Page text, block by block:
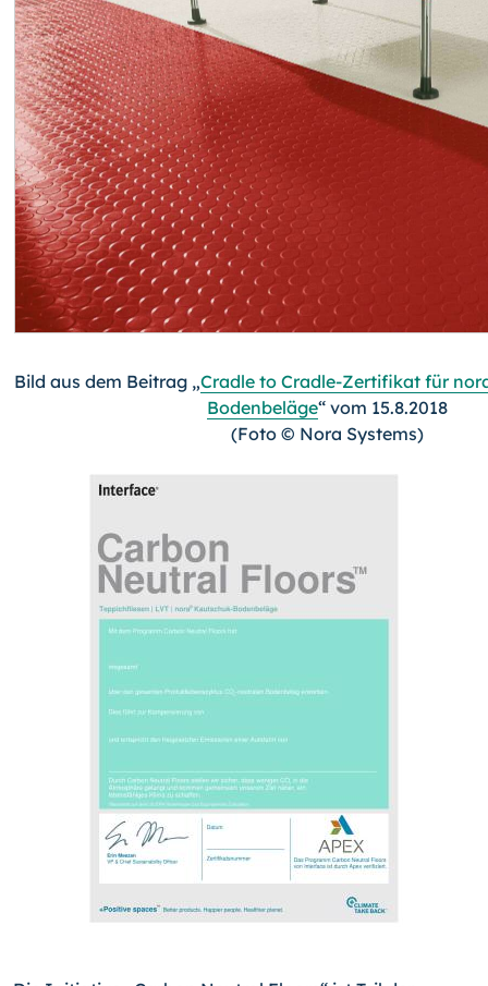
Bild aus dem Beitrag „Cradle to Cradle-Zertifikat für
Bodenbeläge“ vom 15.8.2018
(Foto © Nora Systems)